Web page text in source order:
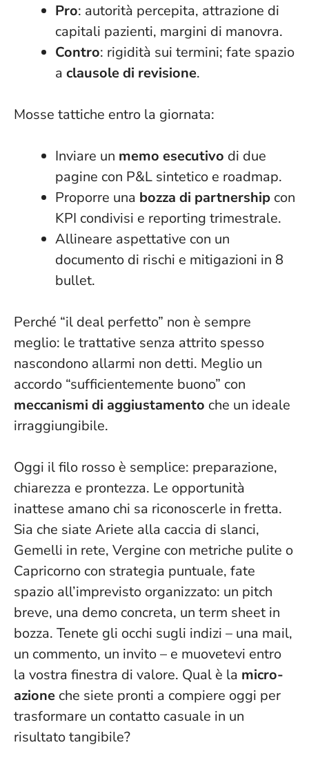
Pro: autorità percepita, attrazione di
capitali pazienti, margini di manovra.
Contro: rigidità sui termini; fate spazio
a clausole di revisione.
Mosse tattiche entro la giornata:
Inviare un memo esecutivo di due
pagine con P&L sintetico e roadmap.
Proporre una bozza di partnership con
KPI condivisi e reporting trimestrale.
Allineare aspettative con un
documento di rischi e mitigazioni in 8
bullet.
Perché “il deal perfetto” non è sempre
meglio: le trattative senza attrito spesso
nascondono allarmi non detti. Meglio un
accordo “sufficientemente buono” con
meccanismi di aggiustamento che un ideale
irraggiungibile.
Oggi il filo rosso è semplice: preparazione,
chiarezza e prontezza. Le opportunità
inattese amano chi sa riconoscerle in fretta.
Sia che siate Ariete alla caccia di slanci,
Gemelli in rete, Vergine con metriche pulite o
Capricorno con strategia puntuale, fate
spazio all’imprevisto organizzato: un pitch
breve, una demo concreta, un term sheet in
bozza. Tenete gli occhi sugli indizi – una mail,
un commento, un invito – e muovetevi entro
la vostra finestra di valore. Qual è la micro-
azione che siete pronti a compiere oggi per
trasformare un contatto casuale in un
risultato tangibile?